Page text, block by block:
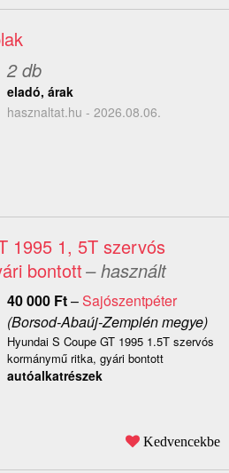
2 db
eladó, árak
hasznaltat.hu - 2026.08.06.
1995 1, 5T szervós
bontott– használt
40 000 Ft–Sajószentpéter
(Borsod-Abaúj-Zemplén megye)
Hyundai S Coupe GT 1995 1.5T szervós
kormánymű ritka, gyári bontott
autóalkatrészek
Kedvencekbe